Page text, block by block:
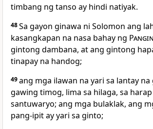
timbang ng tanso ay hindi natiyak.
48Sa gayon ginawa ni Solomon ang
kasangkapan na nasa bahay ng
gintong dambana, at ang gintong
tinapay na handog;
49ang mga ilawan na yari sa lantay
gawing timog, lima sa hilaga, sa
santuwaryo; ang mga bulaklak, ang
pang-ipit ay yari sa ginto;